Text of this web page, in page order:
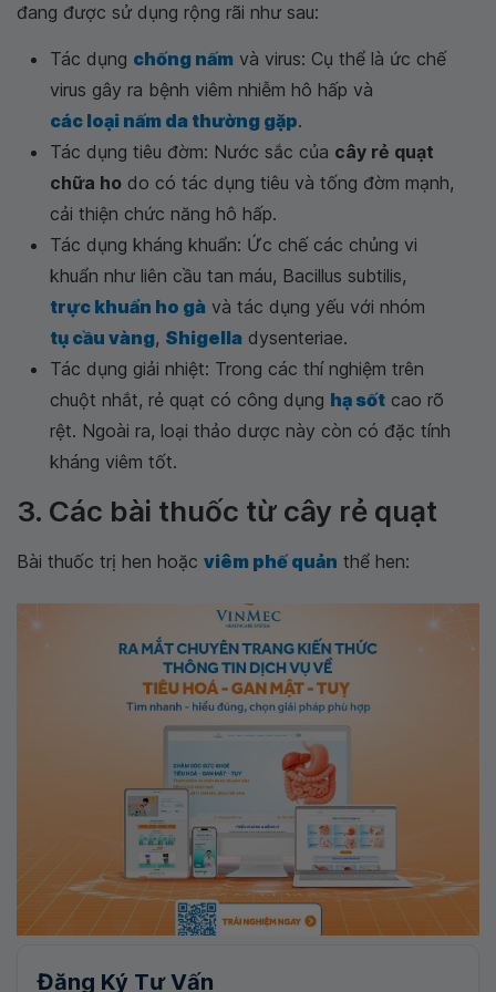
đang được sử dụng rộng rãi như sau:
Tác dụng chống nấm và virus: Cụ thể là ức chế
virus gây ra bệnh viêm nhiễm hô hấp và
các loại nấm da thường gặp.
Tác dụng tiêu đờm: Nước sắc của cây rẻ quạt
chữa ho do có tác dụng tiêu và tống đờm mạnh,
cải thiện chức năng hô hấp.
Tác dụng kháng khuẩn: Ức chế các chủng vi
khuẩn như liên cầu tan máu, Bacillus subtilis,
trực khuẩn ho gà và tác dụng yếu với nhóm
tụ cầu vàng, Shigella dysenteriae.
Tác dụng giải nhiệt: Trong các thí nghiệm trên
chuột nhắt, rẻ quạt có công dụng hạ sốt cao rõ
rệt. Ngoài ra, loại thảo dược này còn có đặc tính
kháng viêm tốt.
3. Các bài thuốc từ cây rẻ quạt
Bài thuốc trị hen hoặc viêm phế quản thể hen:
Đăng Ký Tư Vấn